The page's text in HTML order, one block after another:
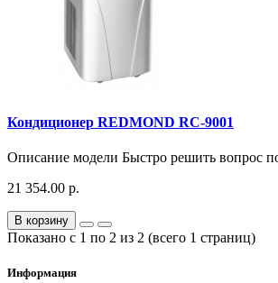
Кондиционер REDMOND RC-9001
Описание модели Быстро решить вопрос
21 354.00 р.
В корзину
Показано с 1 по 2 из 2 (всего 1 страниц)
Информация